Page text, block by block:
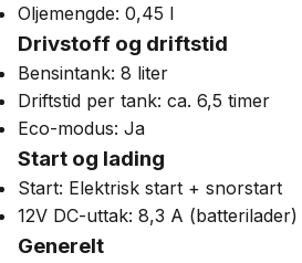
Oljemengde: 0,45 l
Drivstoff og driftstid
Bensintank: 8 liter
Driftstid per tank: ca. 6,5 timer
Eco-modus: Ja
Start og lading
Start: Elektrisk start + snorstart
12V DC-uttak: 8,3 A (batterilader)
Generelt